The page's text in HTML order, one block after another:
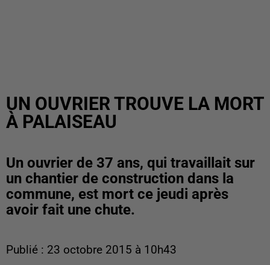
UN OUVRIER TROUVE LA MORT
À PALAISEAU
Un ouvrier de 37 ans, qui travaillait sur
un chantier de construction dans la
commune, est mort ce jeudi après
avoir fait une chute.
Publié : 23 octobre 2015 à 10h43